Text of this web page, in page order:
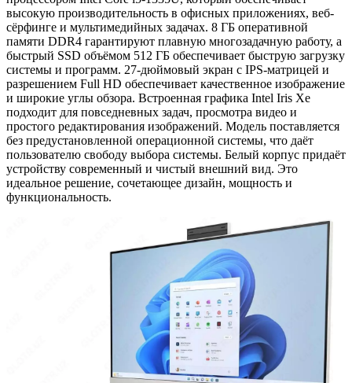
высокую производительность в офисных приложениях, веб-
сёрфинге и мультимедийных задачах. 8 ГБ оперативной
памяти DDR4 гарантируют плавную многозадачную работу, а
быстрый SSD объёмом 512 ГБ обеспечивает быструю загрузку
системы и программ. 27-дюймовый экран с IPS-матрицей и
разрешением Full HD обеспечивает качественное изображение
и широкие углы обзора. Встроенная графика Intel Iris Xe
подходит для повседневных задач, просмотра видео и
простого редактирования изображений. Модель поставляется
без предустановленной операционной системы, что даёт
пользователю свободу выбора системы. Белый корпус придаёт
устройству современный и чистый внешний вид. Это
идеальное решение, сочетающее дизайн, мощность и
функциональность.